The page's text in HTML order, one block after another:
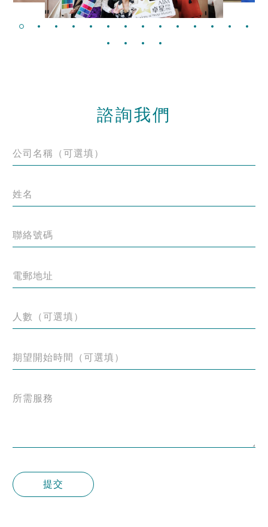
諮詢我們
公司名稱（可選填）
姓名
聯絡號碼
電郵地址
人數（可選填）
期望開始時間（可選填）
所需服務
提交